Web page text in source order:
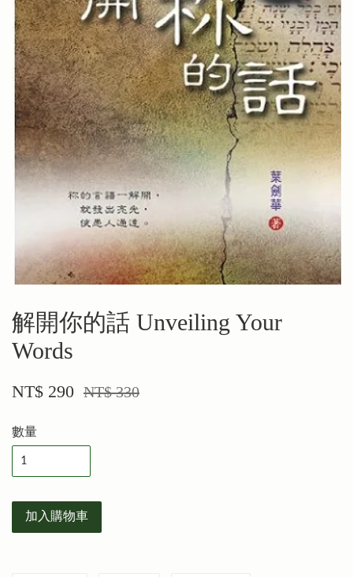
解開你的話 Unveiling Your
Words
NT$ 290 NT$ 330
數量
加入購物車